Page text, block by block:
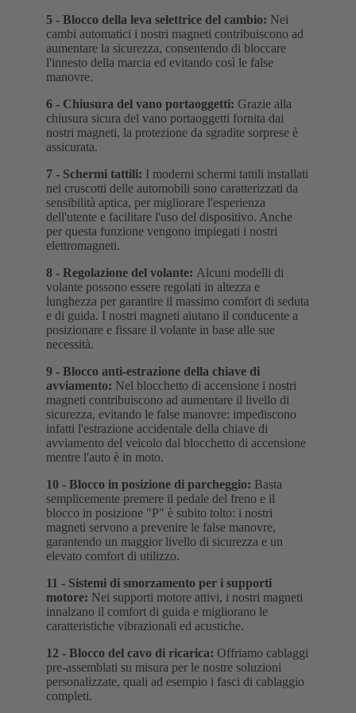
5 - Blocco della leva selettrice del cambio: Nei
cambi automatici i nostri magneti contribuiscono ad
aumentare la sicurezza, consentendo di bloccare
l'innesto della marcia ed evitando così le false
manovre.
6 - Chiusura del vano portaoggetti: Grazie alla
chiusura sicura del vano portaoggetti fornita dai
nostri magneti, la protezione da sgradite sorprese è
assicurata.
7 - Schermi tattili: I moderni schermi tattili installati
nei cruscotti delle automobili sono caratterizzati da
sensibilità aptica, per migliorare l'esperienza
dell'utente e facilitare l'uso del dispositivo. Anche
per questa funzione vengono impiegati i nostri
elettromagneti.
8 - Regolazione del volante: Alcuni modelli di
volante possono essere regolati in altezza e
lunghezza per garantire il massimo comfort di seduta
e di guida. I nostri magneti aiutano il conducente a
posizionare e fissare il volante in base alle sue
necessità.
9 - Blocco anti-estrazione della chiave di
avviamento: Nel blocchetto di accensione i nostri
magneti contribuiscono ad aumentare il livello di
sicurezza, evitando le false manovre: impediscono
infatti l'estrazione accidentale della chiave di
avviamento del veicolo dal blocchetto di accensione
mentre l'auto è in moto.
10 - Blocco in posizione di parcheggio: Basta
semplicemente premere il pedale del freno e il
blocco in posizione "P" è subito tolto: i nostri
magneti servono a prevenire le false manovre,
garantendo un maggior livello di sicurezza e un
elevato comfort di utilizzo.
11 - Sistemi di smorzamento per i supporti
motore: Nei supporti motore attivi, i nostri magneti
innalzano il comfort di guida e migliorano le
caratteristiche vibrazionali ed acustiche.
12 - Blocco del cavo di ricarica: Offriamo cablaggi
pre-assemblati su misura per le nostre soluzioni
personalizzate, quali ad esempio i fasci di cablaggio
completi.